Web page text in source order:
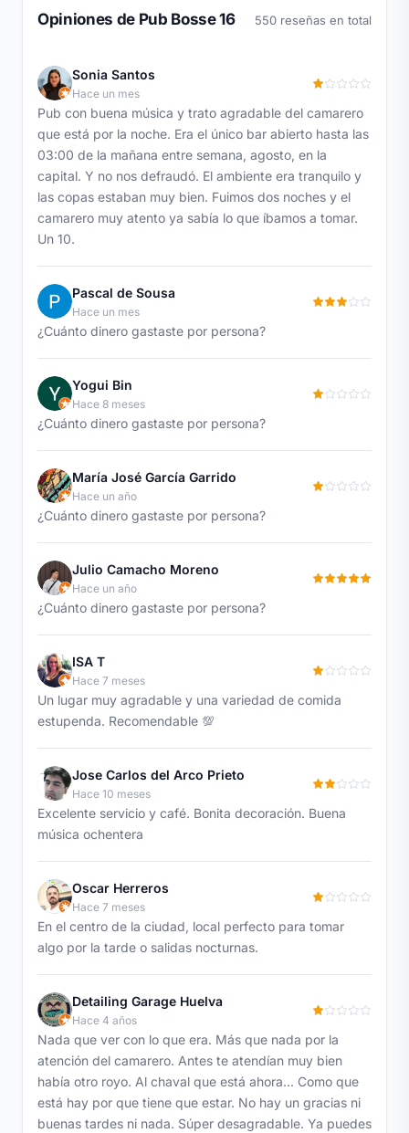
Opiniones de Pub Bosse 16 550 reseñas en total
Sonia Santos
Hace un mes
Pub con buena música y trato agradable del camarero
que está por la noche. Era el único bar abierto hasta las
03:00 de la mañana entre semana, agosto, en la
capital. Y no nos defraudó. El ambiente era tranquilo y
las copas estaban muy bien. Fuimos dos noches y el
camarero muy atento ya sabía lo que íbamos a tomar.
Un 10.
Pascal de Sousa
Hace un mes
¿Cuánto dinero gastaste por persona?
Yogui Bin
Hace 8 meses
¿Cuánto dinero gastaste por persona?
María José García Garrido
Hace un año
¿Cuánto dinero gastaste por persona?
Julio Camacho Moreno
Hace un año
¿Cuánto dinero gastaste por persona?
ISA T
Hace 7 meses
Un lugar muy agradable y una variedad de comida
estupenda. Recomendable 💯
Jose Carlos del Arco Prieto
Hace 10 meses
Excelente servicio y café. Bonita decoración. Buena
música ochentera
Oscar Herreros
Hace 7 meses
En el centro de la ciudad, local perfecto para tomar
algo por la tarde o salidas nocturnas.
Detailing Garage Huelva
Hace 4 años
Nada que ver con lo que era. Más que nada por la
atención del camarero. Antes te atendían muy bien
había otro royo. Al chaval que está ahora... Como que
está hay por que tiene que estar. No hay un gracias ni
buenas tardes ni nada. Súper desagradable. Ya puedes